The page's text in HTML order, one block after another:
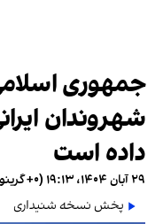
جمهوری
شهروندان
داده است
۲۹ آبان ۱۴۰۴، ۱۹:۱۳ (‎+۰ گرینویچ)
پخش نسخه شنیداری